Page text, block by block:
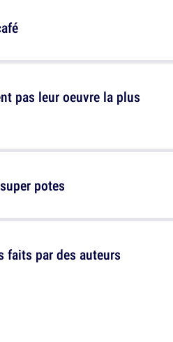
pas leur oeuvre la plus
faits par des auteurs
potes